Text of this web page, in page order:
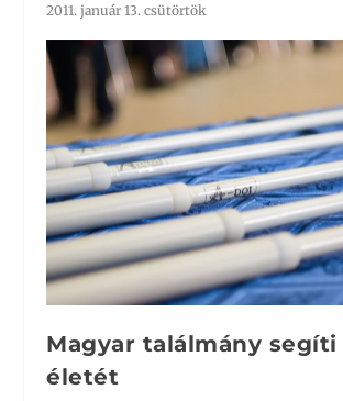
2011. január 13. csütörtök
Magyar találmány segíti
életét